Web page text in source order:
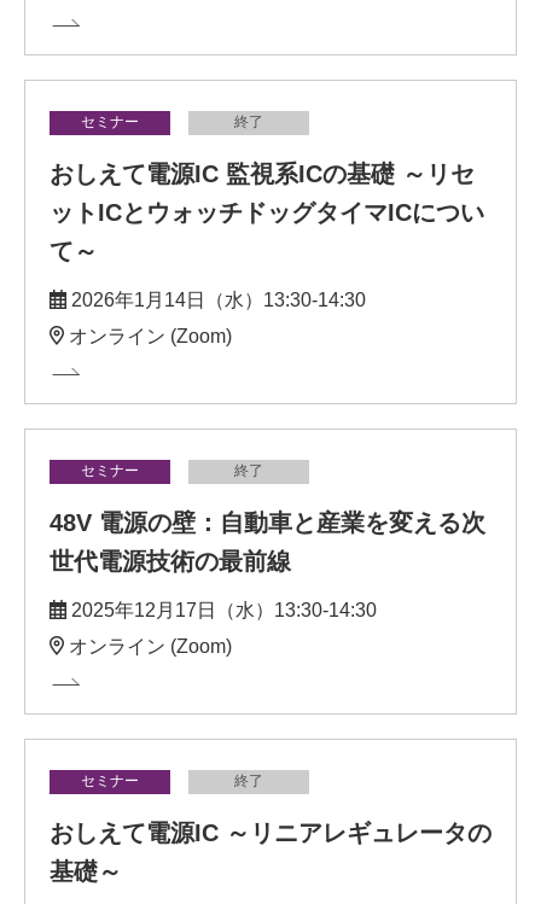
セミナー 終了
おしえて電源IC 監視系ICの基礎 ～リセ
ットICとウォッチドッグタイマICについ
て～
2026年1月14日（水）13:30-14:30
オンライン (Zoom)
セミナー 終了
48V 電源の壁：自動車と産業を変える次
世代電源技術の最前線
2025年12月17日（水）13:30-14:30
オンライン (Zoom)
セミナー 終了
おしえて電源IC ～リニアレギュレータの
基礎～